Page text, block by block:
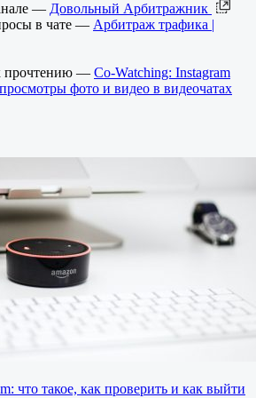
— Довольный Арбитражник
в чате — Арбитраж трафика |
прочтению — Co-Watching: Instagram
фото и видео в видеочатах
что такое, как проверить и как выйти